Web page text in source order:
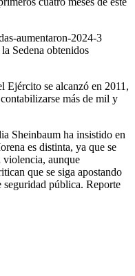
Sedena obtenidos
Ejército se alcanzó en 2011,
más de mil y
Sheinbaum ha insistido en
es distinta, ya que se
violencia, aunque
que se siga apostando
seguridad pública. Reporte